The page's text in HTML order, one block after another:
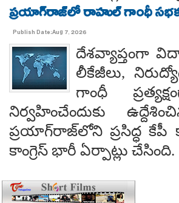
ప్రయాగ్‌రాజ్‌లో రాహుల్ గాంధీ
Publish Date:Aug 7, 2026
దేశవ్యాప్తంగా
లీకేజీలు,
గాంధీ
నిర్వహించేందుకు
ప్రయాగ్‌రాజ్‌లోని ప్రసిద్ధ
కాంగ్రెస్ భారీ ఏర్పాట్లు చేసింది.